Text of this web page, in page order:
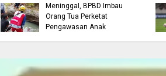
Meninggal, BPBD Imbau
Orang Tua Perketat
Pengawasan Anak